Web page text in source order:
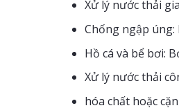
Xử lý nước thải
Chống ngập úng:
Hồ cá và bể bơi:
Xử lý nước thải
hóa chất hoặc